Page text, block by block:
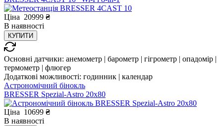
Ціна 20999 ₴
В наявності
КУПИТИ
Основні датчики: анемометр | барометр | гігрометр | опадомір |
термометр | флюгер
Додаткові можливості: годинник | календар
Астрономічний бінокль
BRESSER Spezial-Astro 20x80
Ціна 10699 ₴
В наявності